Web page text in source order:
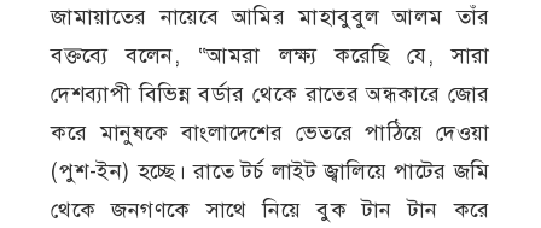
জামায়াতের নায়েবে আমির মাহাবুবুল আলম তাঁর
বক্তব্যে বলেন, “আমরা লক্ষ্য করেছি যে, সারা
দেশব্যাপী বিভিন্ন বর্ডার থেকে রাতের অন্ধকারে জোর
করে মানুষকে বাংলাদেশের ভেতরে পাঠিয়ে দেওয়া
(পুশ-ইন) হচ্ছে। রাতে টর্চ লাইট জ্বালিয়ে পাটের জমি
থেকে জনগণকে সাথে নিয়ে বুক টান টান করে